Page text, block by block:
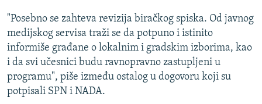
"Posebno se zahteva revizija biračkog spiska. Od javnog
medijskog servisa traži se da potpuno i istinito
informiše građane o lokalnim i gradskim izborima, kao
i da svi učesnici budu ravnopravno zastupljeni u
programu", piše između ostalog u dogovoru koji su
potpisali SPN i NADA.